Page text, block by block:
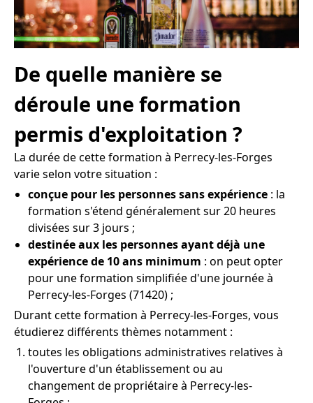
De quelle manière se
déroule une formation
permis d'exploitation ?
La durée de cette formation à Perrecy-les-Forges
varie selon votre situation :
conçue pour les personnes sans expérience : la
formation s'étend généralement sur 20 heures
divisées sur 3 jours ;
destinée aux les personnes ayant déjà une
expérience de 10 ans minimum : on peut opter
pour une formation simplifiée d'une journée à
Perrecy-les-Forges (71420) ;
Durant cette formation à Perrecy-les-Forges, vous
étudierez différents thèmes notamment :
toutes les obligations administratives relatives à
l'ouverture d'un établissement ou au
changement de propriétaire à Perrecy-les-